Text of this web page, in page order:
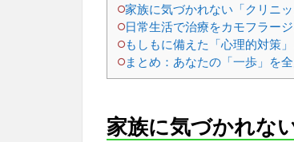
家族に気づかれない「クリニ
日常生活で治療をカモフラー
もしもに備えた「心理的対策
まとめ：あなたの「一歩」を
家族に気づかれな